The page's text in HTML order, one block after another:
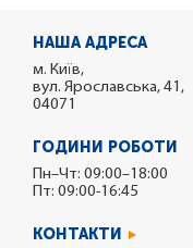
НАША АДРЕСА
м. Київ,
вул. Ярославська, 41,
04071
ГОДИНИ РОБОТИ
Пн–Чт: 09:00–18:00
Пт: 09:00-16:45
КОНТАКТИ